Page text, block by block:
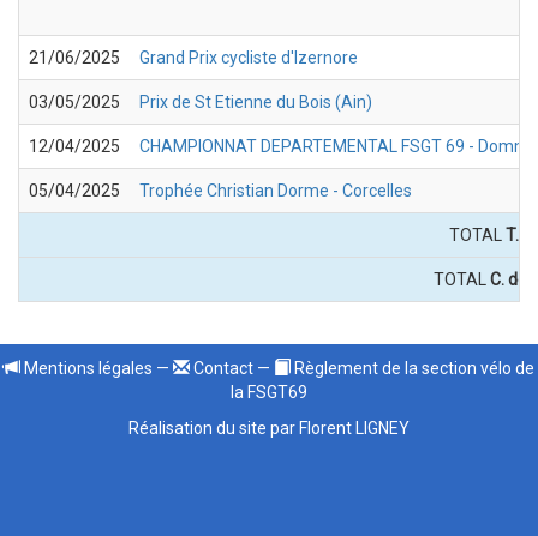
21/06/2025 Grand Prix cycliste d'Izernore
03/05/2025 Prix de St Etienne du Bois (Ain)
12/04/2025 CHAMPIONNAT DEPARTEMENTAL FSGT 69 -
05/04/2025 Trophée Christian Dorme - Corcelles
TOTAL T.
TOTAL C.
Mentions légales — Contact —
Règlement de la section vélo de
la FSGT69
Réalisation du site par Florent LIGNEY